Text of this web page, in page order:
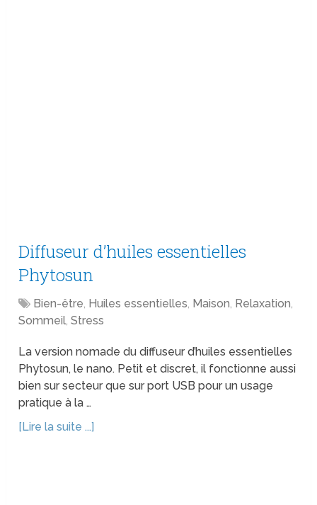
Diffuseur d’huiles essentielles
Phytosun
Bien-être, Huiles essentielles, Maison, Relaxation,
Sommeil,Stress
La version nomade du diffuseur d’huiles essentielles
Phytosun, le nano. Petit et discret, il fonctionne aussi
bien sur secteur que sur port USB pour un usage
pratique à la …
[Lire la suite ...]